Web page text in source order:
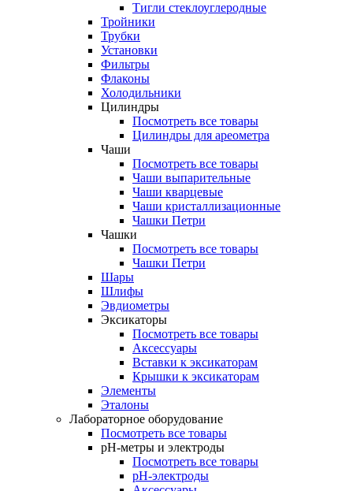
Тигли стеклоуглеродные
Тройники
Трубки
Установки
Фильтры
Флаконы
Холодильники
Цилиндры
Посмотреть все товары
Цилиндры для ареометра
Чаши
Посмотреть все товары
Чаши выпарительные
Чаши кварцевые
Чаши кристаллизационные
Чашки Петри
Чашки
Посмотреть все товары
Чашки Петри
Шары
Шлифы
Эвдиометры
Эксикаторы
Посмотреть все товары
Аксессуары
Вставки к эксикаторам
Крышки к эксикаторам
Элементы
Эталоны
Лабораторное оборудование
Посмотреть все товары
pH-метры и электроды
Посмотреть все товары
pH-электроды